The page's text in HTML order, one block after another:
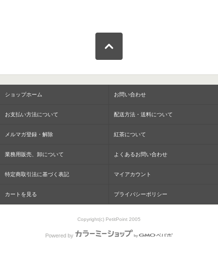
ショップホーム お問い合わせ
お支払い方法について 配送方法・送料について
メルマガ登録・解除 紅茶について
業務用販売、卸について よくあるお問い合わせ
特定商取引法に基づく表記 マイアカウント
カートを見る プライバシーポリシー
Copyright(c) PetitPoint 2005
Powered by